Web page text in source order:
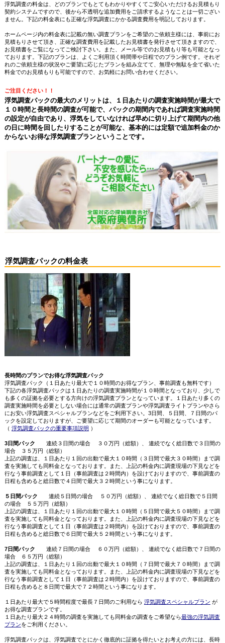
浮気調査の料金は、どのプランでもとてもわかりやすくてご安心いただけるお見積もり
契約システムですので、後から不透明な追加費用をご請求するようなことは一切ござい
ません。下記の料金表にも正確な浮気調査にかかる調査費用を明記しております。
ホームページ内の料金表に記載の無い調査プランをご希望のご依頼主様には、事前にお
見積もりさせて頂き、正確な調査費用を記載したお見積書を発行させて頂きますので、
お見積書をご覧になってご検討下さい。また、メール等でのお見積もり等も可能となっ
ております。下記のプランは、よくご利用頂く時間帯や日程でのプラン例です。それぞ
れのご依頼主様の状況やご要望に応じたプランを組み立てて、無理や無駄を全て省いた
料金でのお見積もりも可能ですので、お気軽にお問い合わせください。
ご注目ください！！
浮気調査パックの最大のメリットは、１日あたりの調査実施時間が最大で
１０時間と長時間の調査が可能で、パックの期間内であれば調査実施時間
の設定が自由であり、浮気をしていなければ早めに切り上げて期間内の他
の日に時間を回したりすることが可能な、基本的には定額で追加料金のか
からないお得な浮気調査プランということです。
浮気調査パックの料金表
長時間のプランでお得な浮気調査パック
浮気調査パック（１日あたり最大で１０時間のお得なプラン、事前調査も無料です）
下記の各浮気調査パックは１日あたりの調査実施時間が１０時間となっており、少しで
も多くの証拠を必要とする方向けの浮気調査プランとなっています。１日あたり多くの
調査実施時間を必要としない場合には通常の調査プランや浮気調査ライトプランやさら
にお安い浮気調査スペシャルプランなどをご利用下さい。3日間、５日間、７日間のパ
ックを設定しておりますが、ご要望に応じて期間のオーダーも可能となっています。
（ 浮気調査パックの重要事項説明 ）
3日間パック 連続３日間の場合 ３０万円（総額）、 連続でなく総日数で３日間の
場合 ３５万円（総額）
上記の調査は、１日あたり１回の出動で最大１０時間（３日間で最大３０時間）まで調
査を実施しても同料金となっております。また、上記の料金内に調査現場の下見などを
行なう事前調査として１日（事前調査は２時間内）を設けておりますので、事前調査の
日程も含めると総日数で４日間で最大３２時間という事になります。
５日間パック 連続５日間の場合 ５０万円（総額）、 連続でなく総日数で５日間
の場合 ５５万円（総額）
上記の調査は、１日あたり１回の出動で最大１０時間（５日間で最大５０時間）まで調
査を実施しても同料金となっております。また、上記の料金内に調査現場の下見などを
行なう事前調査として１日（事前調査は２時間内）を設けておりますので、事前調査の
日程も含めると総日数で６日間で最大５２時間という事になります。
7日間パック 連続７日間の場合 ６０万円（総額）、 連続でなく総日数で７日間の
場合 ６５万円（総額）
上記の調査は、１日あたり１回の出動で最大１０時間（７日間で最大７０時間）まで調
査を実施しても同料金となっております。また、上記の料金内に調査現場の下見などを
行なう事前調査として１日（事前調査は２時間内）を設けておりますので、事前調査の
日程も含めると８日間で最大で７２時間という事になります。
１日あたり最大で５時間程度で最長７日間のご利用なら 浮気調査スペシャルプラン が
お得な調査プランです。
１日あたり最大２４時間の調査を実施しても同料金の調査をご希望なら最強の浮気調査
プランをご利用ください。
浮気調査パックは、浮気調査でとにかく徹底的に証拠を得たいとお考えの方には、長時